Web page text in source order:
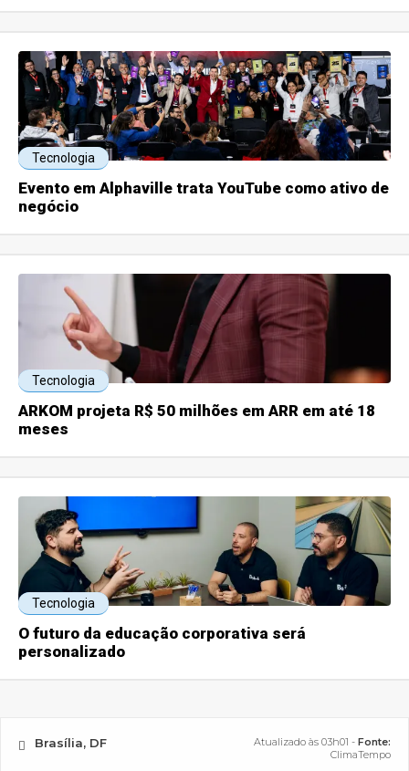
Tecnologia
Evento em Alphaville trata YouTube como ativo de
negócio
Tecnologia
ARKOM projeta R$ 50 milhões em ARR em até 18
meses
Tecnologia
O futuro da educação corporativa será
personalizado
Brasília, DF Atualizado às 03h01 - Fonte:
ClimaTempo